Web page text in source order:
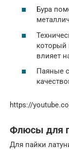
Бура
который
влияет
Паяные
https://
Флюсы для
Для пайки